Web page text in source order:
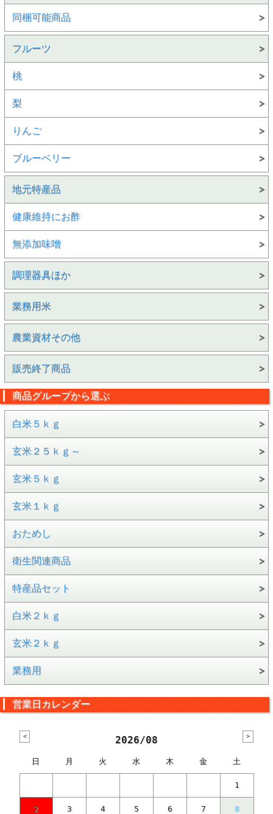
同梱可能商品
フルーツ
桃
梨
りんご
ブルーベリー
地元特産品
健康維持にお酢
無添加味噌
調理器具ほか
業務用米
農業資材その他
販売終了商品
商品グループから選ぶ
白米５ｋｇ
玄米２５ｋｇ～
玄米５ｋｇ
玄米１ｋｇ
おためし
衛生関連商品
特産品セット
白米２ｋｇ
玄米２ｋｇ
業務用
営業日カレンダー
2026/08
日 月 火 水 木 金 土
1
2 3 4 5 6 7 8